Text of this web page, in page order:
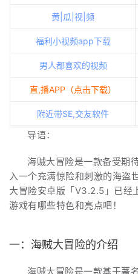
黄|瓜|视|频
福利小视频app下载
男人都喜欢的视频
直,播APP（点击下载）
附近带SE,交友软件
导语：
海贼大冒险是一款备受期
入一个充满惊险和刺激的海盗
大冒险安卓版「V3.2.5」已经
游戏有哪些特色和亮点吧！
一：海贼大冒险的介绍
海贼大冒险是一款基于著